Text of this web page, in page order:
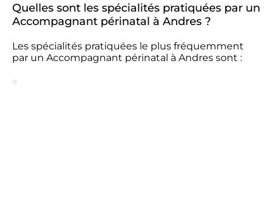
Quelles sont les spécialités pratiquées par un
Accompagnant périnatal à Andres ?
Les spécialités pratiquées le plus fréquemment
par un Accompagnant périnatal à Andres sont :